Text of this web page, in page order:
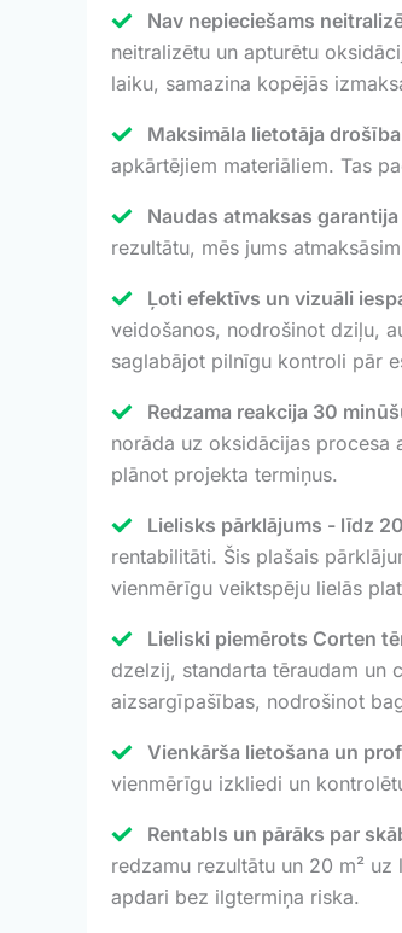
Nav nepieciešams
neitralizētu un apturētu
laiku, samazina kopējās
Maksimāla lietotāja
apkārtējiem materiāliem. Tas
Naudas atmaksas
rezultātu, mēs jums
Ļoti efektīvs un vizuāli
veidošanos, nodrošinot dziļu,
saglabājot pilnīgu kontroli pār
Redzama reakcija 30
norāda uz oksidācijas procesa
plānot projekta termiņus.
Lielisks pārklājums - līdz
rentabilitāti. Šis plašais
vienmērīgu veiktspēju lielās
Lieliski piemērots Corten
dzelzij, standarta tēraudam un
aizsargīpašības, nodrošinot
Vienkārša lietošana un
vienmērīgu izkliedi un
Rentabls un pārāks par
redzamu rezultātu un 20 m²
apdari bez ilgtermiņa riska.